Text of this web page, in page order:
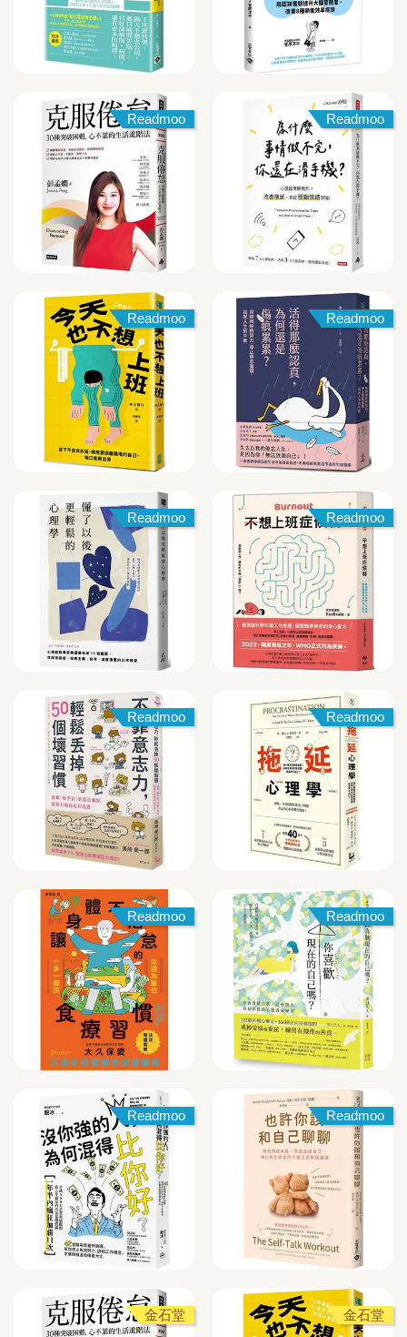
Readmoo Readmoo
Readmoo Readmoo
Readmoo Readmoo
Readmoo Readmoo
Readmoo Readmoo
Readmoo Readmoo
金石堂 金石堂